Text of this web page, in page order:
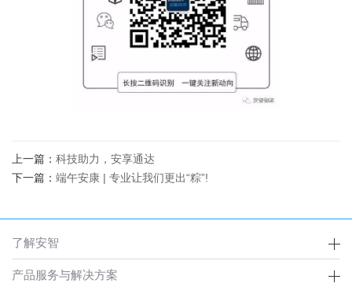
上一篇： 科技助力，安享通达
下一篇： 端午安康 | 专业让我们更出“粽”!
了解安智
产品服务与解决方案